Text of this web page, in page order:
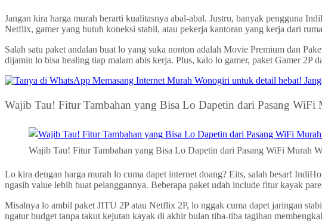
Jangan kira harga murah berarti kualitasnya abal-abal. Justru, banyak pengguna
Netflix, gamer yang butuh koneksi stabil, atau pekerja kantoran yang kerja dari
Salah satu paket andalan buat lo yang suka nonton adalah Movie Premium dan
dijamin lo bisa healing tiap malam abis kerja. Plus, kalo lo gamer, paket Gamer
Wajib Tau! Fitur Tambahan yang Bisa Lo Dapetin dari Pasang
Wajib Tau! Fitur Tambahan yang Bisa Lo Dapetin dari Pasang WiFi Murah
Lo kira dengan harga murah lo cuma dapet internet doang? Eits, salah besar!
ngasih value lebih buat pelanggannya. Beberapa paket udah include fitur kayak
Misalnya lo ambil paket JITU 2P atau Netflix 2P, lo nggak cuma dapet jaringan
ngatur budget tanpa takut kejutan kayak di akhir bulan tiba-tiba tagihan